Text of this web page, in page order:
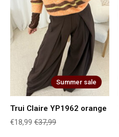
Summer sale
Trui Claire YP1962 orange
€18,99 €37,99